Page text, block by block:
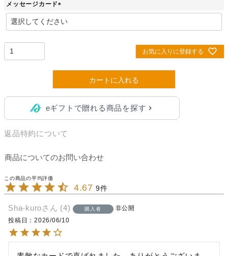
メッセージカード
(
必
お気に入りに登録する
カートに入れる
eギフトで贈れる商品を探す
返品特約について
商品についてのお問い合わせ
4.67 9
Sha-kuro 4 購入者
非公開
投稿日
2026/06/10